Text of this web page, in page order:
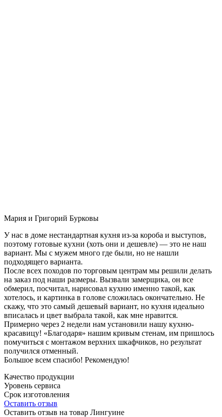
Мария и Григорий Бурковы
У нас в доме нестандартная кухня из-за короба и выступов,
поэтому готовые кухни (хоть они и дешевле) — это не наш
вариант. Мы с мужем много где были, но не нашли
подходящего варианта.
После всех походов по торговым центрам мы решили делать
на заказ под наши размеры. Вызвали замерщика, он все
обмерил, посчитал, нарисовал кухню именно такой, как
хотелось, и картинка в голове сложилась окончательно. Не
скажу, что это самый дешевый вариант, но кухня идеально
вписалась и цвет выбрала такой, как мне нравится.
Примерно через 2 недели нам установили нашу кухню-
красавицу! «Благодаря» нашим кривым стенам, им пришлось
помучиться с монтажом верхних шкафчиков, но результат
получился отменный.
Большое всем спасибо! Рекомендую!
Качество продукции
Уровень сервиса
Срок изготовления
Оставить отзыв
Оставить отзыв на товар Лингуине